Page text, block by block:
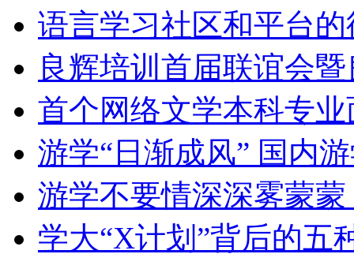
语言学习社区和平台
良辉培训首届联谊会
首个网络文学本科专
游学“日渐成风” 国内
游学不要情深深雾蒙
学大“X计划”背后的五